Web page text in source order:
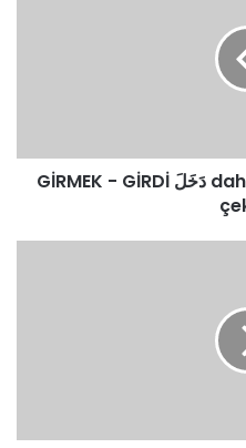
çekimi
GİRMEK - GİRDİ دَخَلَ dahale fiilinin mazi olumsuz
mazi